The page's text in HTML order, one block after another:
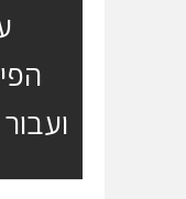
ועבור שנת